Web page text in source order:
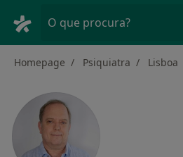
O que procura?
Homepage Psiquiatra Lisboa